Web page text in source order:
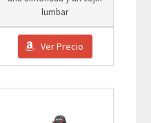
lumbar
Ver Precio